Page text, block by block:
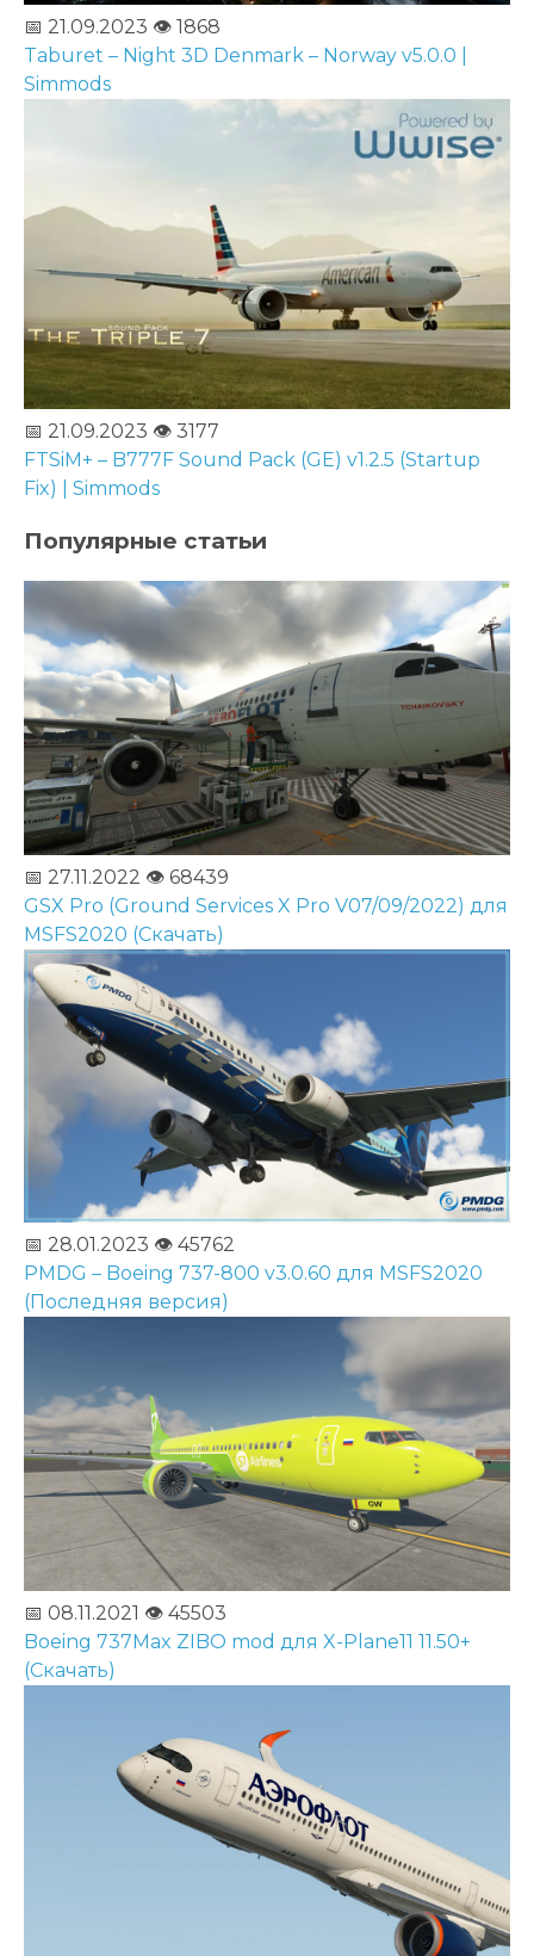
📅 21.09.2023 👁️ 1868
Taburet – Night 3D Denmark – Norway v5.0.0 |
Simmods
📅 21.09.2023 👁️ 3177
FTSiM+ – B777F Sound Pack (GE) v1.2.5 (Startup
Fix) | Simmods
Популярные статьи
📅 27.11.2022 👁️ 68439
GSX Pro (Ground Services X Pro V07/09/2022) для
MSFS2020 (Скачать)
📅 28.01.2023 👁️ 45762
PMDG – Boeing 737-800 v3.0.60 для MSFS2020
(Последняя версия)
📅 08.11.2021 👁️ 45503
Boeing 737Max ZIBO mod для X-Plane11 11.50+
(Скачать)